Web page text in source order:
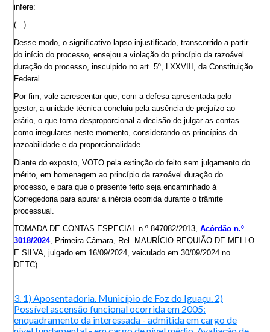
infere:
(...)
Desse modo, o significativo lapso injustificado, transcorrido a partir
do início do processo, ensejou a violação do princípio da razoável
duração do processo, insculpido no art. 5º, LXXVIII, da Constituição
Federal.
Por fim, vale acrescentar que, com a defesa apresentada pelo
gestor, a unidade técnica concluiu pela ausência de prejuízo ao
erário, o que torna desproporcional a decisão de julgar as contas
como irregulares neste momento, considerando os princípios da
razoabilidade e da proporcionalidade.
Diante do exposto, VOTO pela extinção do feito sem julgamento do
mérito, em homenagem ao princípio da razoável duração do
processo, e para que o presente feito seja encaminhado à
Corregedoria para apurar a inércia ocorrida durante o trâmite
processual.
TOMADA DE CONTAS ESPECIAL n.º 847082/2013, Acórdão n.º
3018/2024, Primeira Câmara, Rel. MAURÍCIO REQUIÃO DE MELLO
E SILVA, julgado em 16/09/2024, veiculado em 30/09/2024 no
DETC).
3. 1) Aposentadoria. Município de Foz do Iguaçu. 2)
Possível ascensão funcional ocorrida em 2005:
enquadramento da interessada - admitida em cargo de